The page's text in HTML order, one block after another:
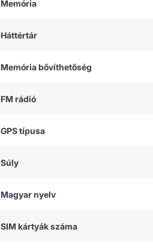
Memória
Háttértár
Memória bővíthetőség
FM rádió
GPS típusa
Súly
Magyar nyelv
SIM kártyák száma